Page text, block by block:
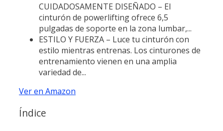
CUIDADOSAMENTE DISEÑADO – El
cinturón de powerlifting ofrece 6,5
pulgadas de soporte en la zona lumbar,...
ESTILO Y FUERZA – Luce tu cinturón con
estilo mientras entrenas. Los cinturones de
entrenamiento vienen en una amplia
variedad de...
Ver en Amazon
Índice